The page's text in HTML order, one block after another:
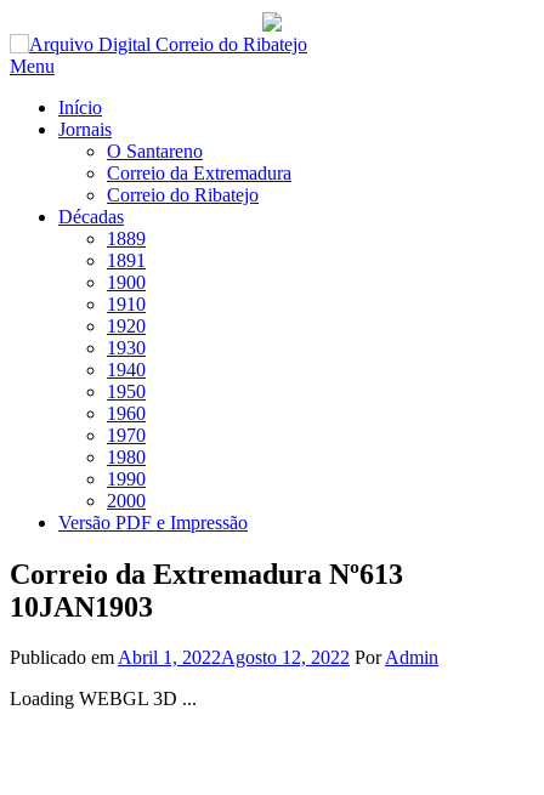
Saltar
para
Menu
Início
Jornais
O Santareno
Correio da Extremadura
Correio do Ribatejo
Décadas
1889
1891
1900
1910
1920
1930
1940
1950
1960
1970
1980
1990
2000
Versão PDF e Impressão
Correio da Extremadura Nº613
10JAN1903
Publicado emAbril 1, 2022Agosto 12, 2022 PorAdmin
Loading WEBGL 3D ...